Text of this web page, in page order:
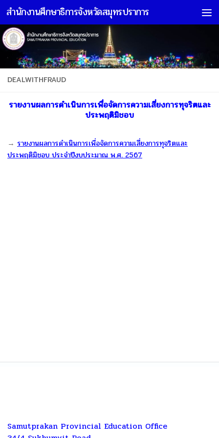
Skip to content
สำนักงานศึกษาธิการจังหวัดสมุทรปราการ
DEALWITHFRAUD
รายงานผลการดำเนินการเพื่อจัดการความเสี่ยงการทุจริตและ
ประพฤติมิชอบ
→ รายงานผลการดำเนินการเพื่อจัดการความเสี่ยงการทุจริตและ
ประพฤติมิชอบ ประจำปีงบประมาณ พ.ศ. 2567
Samutprakan Provincial Education Office